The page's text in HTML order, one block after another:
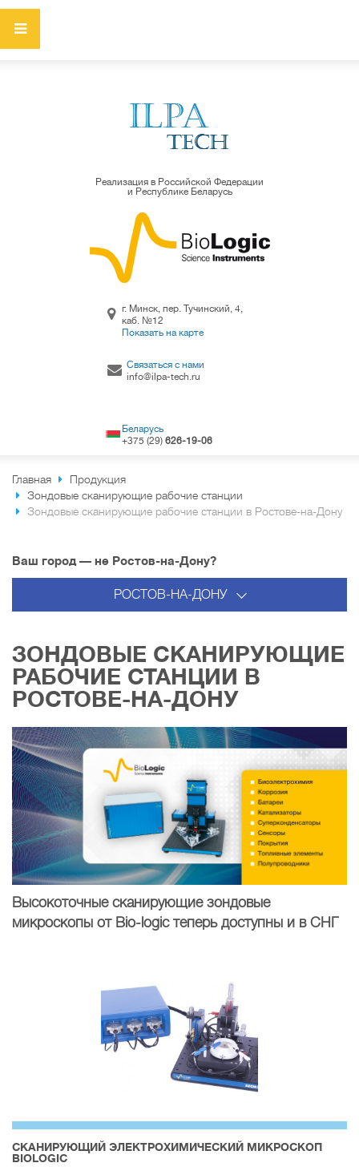
Реализация в Российской Федерации
и Республике Беларусь
г. Минск, пер. Тучинский, 4,
каб. №12
Показать на карте
Связаться с нами
info@ilpa-tech.ru
Беларусь
+375 (29) 626-19-06
Главная
Продукция
Зондовые сканирующие рабочие станции
Зондовые сканирующие рабочие станции в Ростове-на-Дону
Ваш город — не Ростов-на-Дону?
РОСТОВ-НА-ДОНУ
ЗОНДОВЫЕ СКАНИРУЮЩИЕ
РАБОЧИЕ СТАНЦИИ В
РОСТОВЕ-НА-ДОНУ
Высокоточные сканирующие зондовые
микроскопы от Bio-logic теперь доступны и в СНГ
CКАНИРУЮЩИЙ ЭЛЕКТРОХИМИЧЕСКИЙ МИКРОСКОП
BIOLOGIC